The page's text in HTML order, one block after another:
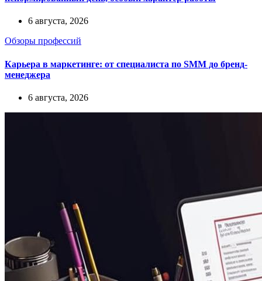
6 августа, 2026
Обзоры профессий
Карьера в маркетинге: от специалиста по SMM до бренд-
менеджера
6 августа, 2026